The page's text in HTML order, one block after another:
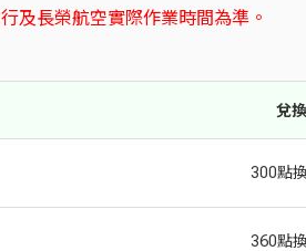
及長榮航空實際作業時間為準。
兌
300點
360點